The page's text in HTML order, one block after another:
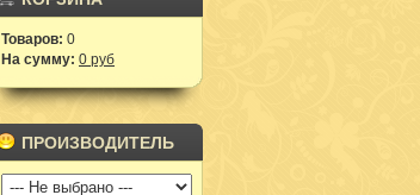
Товаров: 0
На сумму: 0 руб
ПРОИЗВОДИТЕЛЬ